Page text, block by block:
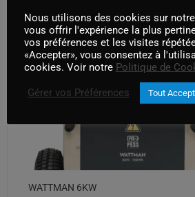
WATTMAN 6KW
Nous utilisons des cookies sur
vous offrir l'expérience la plus
vos préférences et les visites
«Accepter», vous consentez à
cookies. Voir notre Politique de
Gérer vos Préférences Tout